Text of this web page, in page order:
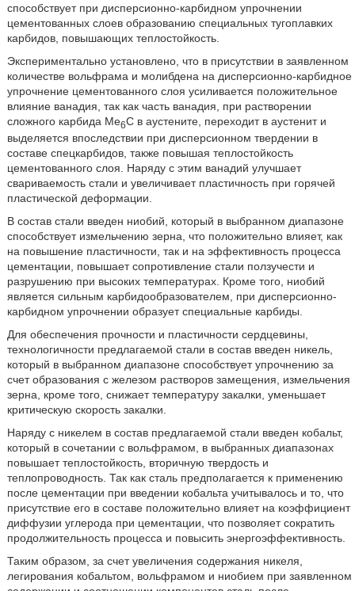
способствует при дисперсионно-карбидном упрочнении
цементованных слоев образованию специальных тугоплавких
карбидов, повышающих теплостойкость.
Экспериментально установлено, что в присутствии в заявленном
количестве вольфрама и молибдена на дисперсионно-карбидное
упрочнение цементованного слоя усиливается положительное
влияние ванадия, так как часть ванадия, при растворении
сложного карбида Ме6С в аустените, переходит в аустенит и
выделяется впоследствии при дисперсионном твердении в
составе спецкарбидов, также повышая теплостойкость
цементованного слоя. Наряду с этим ванадий улучшает
свариваемость стали и увеличивает пластичность при горячей
пластической деформации.
В состав стали введен ниобий, который в выбранном диапазоне
способствует измельчению зерна, что положительно влияет, как
на повышение пластичности, так и на эффективность процесса
цементации, повышает сопротивление стали ползучести и
разрушению при высоких температурах. Кроме того, ниобий
является сильным карбидообразователем, при дисперсионно-
карбидном упрочнении образует специальные карбиды.
Для обеспечения прочности и пластичности сердцевины,
технологичности предлагаемой стали в состав введен никель,
который в выбранном диапазоне способствует упрочнению за
счет образования с железом растворов замещения, измельчения
зерна, кроме того, снижает температуру закалки, уменьшает
критическую скорость закалки.
Наряду с никелем в состав предлагаемой стали введен кобальт,
который в сочетании с вольфрамом, в выбранных диапазонах
повышает теплостойкость, вторичную твердость и
теплопроводность. Так как сталь предполагается к применению
после цементации при введении кобальта учитывалось и то, что
присутствие его в составе положительно влияет на коэффициент
диффузии углерода при цементации, что позволяет сократить
продолжительность процесса и повысить энергоэффективность.
Таким образом, за счет увеличения содержания никеля,
легирования кобальтом, вольфрамом и ниобием при заявленном